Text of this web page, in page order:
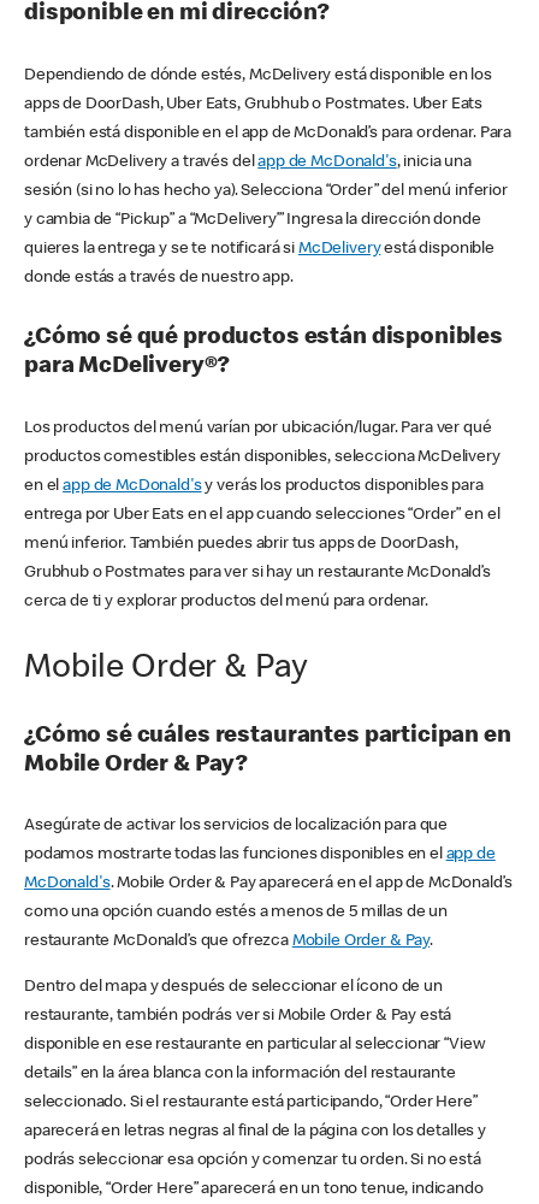
disponible en mi dirección?
Dependiendo de dónde estés, McDelivery está disponible en los
apps de DoorDash, Uber Eats, Grubhub o Postmates. Uber Eats
también está disponible en el app de McDonald’s para ordenar. Para
ordenar McDelivery a través delapp de McDonald's, inicia una
sesión (si no lo has hecho ya). Selecciona “Order” del menú inferior
y cambia de “Pickup” a “McDelivery’” Ingresa la dirección donde
quieres la entrega y se te notificará si McDeliveryestá disponible
donde estás a través de nuestro app.
¿Cómo sé qué productos están disponibles
para McDelivery®?
Los productos del menú varían por ubicación/lugar. Para ver qué
productos comestibles están disponibles, selecciona McDelivery
en elapp de McDonald'sy verás los productos disponibles para
entrega por Uber Eats en el app cuando selecciones “Order” en el
menú inferior. También puedes abrir tus apps de DoorDash,
Grubhub o Postmates para ver si hay un restaurante McDonald’s
cerca de ti y explorar productos del menú para ordenar.
Mobile Order & Pay
¿Cómo sé cuáles restaurantes participan en
Mobile Order & Pay?
Asegúrate de activar los servicios de localización para que
podamos mostrarte todas las funciones disponibles en el app de
McDonald's. Mobile Order & Pay aparecerá en el app de McDonald’s
como una opción cuando estés a menos de 5 millas de un
restaurante McDonald’s que ofrezca Mobile Order & Pay.
Dentro del mapa y después de seleccionar el ícono de un
restaurante, también podrás ver si Mobile Order & Pay está
disponible en ese restaurante en particular al seleccionar “View
details” en la área blanca con la información del restaurante
seleccionado. Si el restaurante está participando, “Order Here”
aparecerá en letras negras al final de la página con los detalles y
podrás seleccionar esa opción y comenzar tu orden. Si no está
disponible, “Order Here” aparecerá en un tono tenue, indicando